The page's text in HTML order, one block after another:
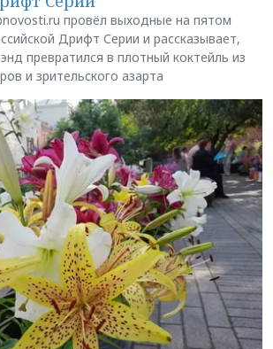
провёл выходные на пятом
Дрифт Серии и рассказывает,
превратился в плотный коктейль из
и зрительского азарта